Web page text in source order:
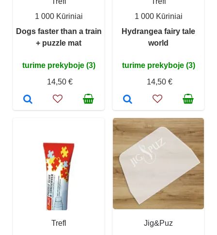
1 000 Kūriniai
Dogs faster than a train
+ puzzle mat
turime prekyboje (3)
14,50 €
1 000 Kūriniai
Hydrangea fairy tale
world
turime prekyboje (3)
14,50 €
Trefl Jig&Puz